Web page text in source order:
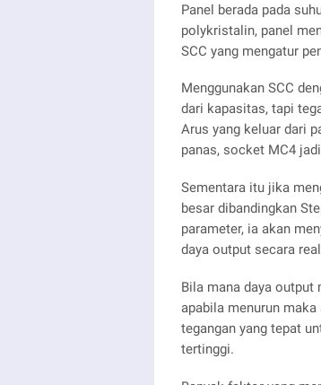
Panel berada pada
polykristalin, panel
SCC yang mengatur
Menggunakan SCC
dari kapasitas, tapi
Arus yang keluar dari
panas, socket MC4
Sementara itu jika
besar dibandingkan
parameter, ia akan
daya output secara
Bila mana daya
apabila menurun
tegangan yang tepat
tertinggi.